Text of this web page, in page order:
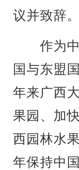
议并致辞。
作为中
国与东盟
年来广西
果园、加
西园林水
年保持中